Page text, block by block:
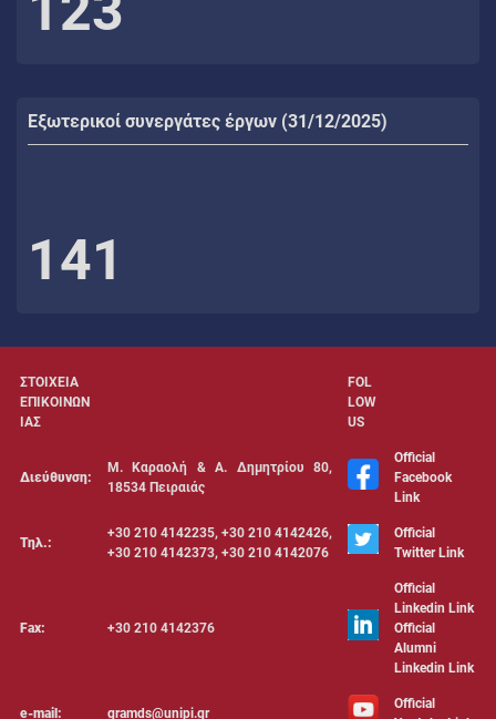
Εξωτερικοί συνεργάτες έργων (31/12/2025)
141
ΣΤΟΙΧΕΙΑ
ΕΠΙΚΟΙΝΩΝ
ΙΑΣ
FOL
LOW
US
Διεύθυνση:
Μ. Καραολή & Α. Δημητρίου 80,
18534 Πειραιάς
Official
Facebook
Link
Τηλ.:
+30 210 4142235, +30 210 4142426,
+30 210 4142373, +30 210 4142076
Official
Twitter Link
Fax: +30 210 4142376
Official
Linkedin Link
Official
Alumni
Linkedin Link
e-mail: gramds@unipi.gr
Official